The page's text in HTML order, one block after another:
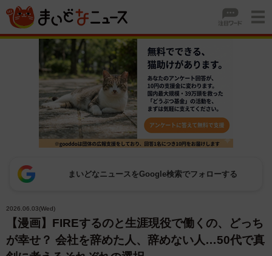
まいどなニュースをGoogle検索でフォローする
2026.06.03(Wed)
【漫画】FIREするのと生涯現役で働くの、どっち
が幸せ？ 会社を辞めた人、辞めない人…50代で真